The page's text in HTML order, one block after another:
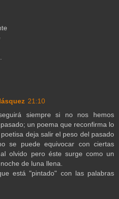
21:10
siempre si no nos hemos
un poema que reconfirma lo
deja salir el peso del pasado
se puede equivocar con ciertas
olvido pero éste surge como un
de luna llena.
está "pintado" con las palabras